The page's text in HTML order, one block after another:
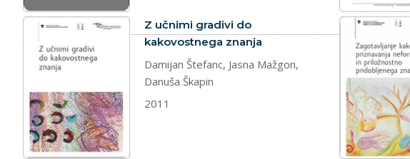
dokument
Z učnimi gradivi do
kakovostnega znanja
Damijan Štefanc, Jasna Mažgon,
Danuša Škapin
2011